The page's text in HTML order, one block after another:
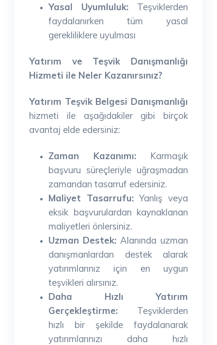
Yasal Uyumluluk: Teşviklerden
faydalanırken tüm yasal
gerekliliklere uyulması
Yatırım ve Teşvik Danışmanlığı
Hizmeti ile Neler Kazanırsınız?
Yatırım Teşvik Belgesi Danışmanlığı
hizmeti ile aşağıdakiler gibi birçok
avantaj elde edersiniz:
Zaman Kazanımı:Karmaşık
başvuru süreçleriyle uğraşmadan
zamandan tasarruf edersiniz.
Maliyet Tasarrufu:Yanlış veya
eksik başvurulardan kaynaklanan
maliyetleri önlersiniz.
Uzman Destek: Alanında uzman
danışmanlardan destek alarak
yatırımlarınız için en uygun
teşvikleri alırsınız.
Daha Hızlı Yatırım
Gerçekleştirme: Teşviklerden
hızlı bir şekilde faydalanarak
yatırımlarınızı daha hızlı